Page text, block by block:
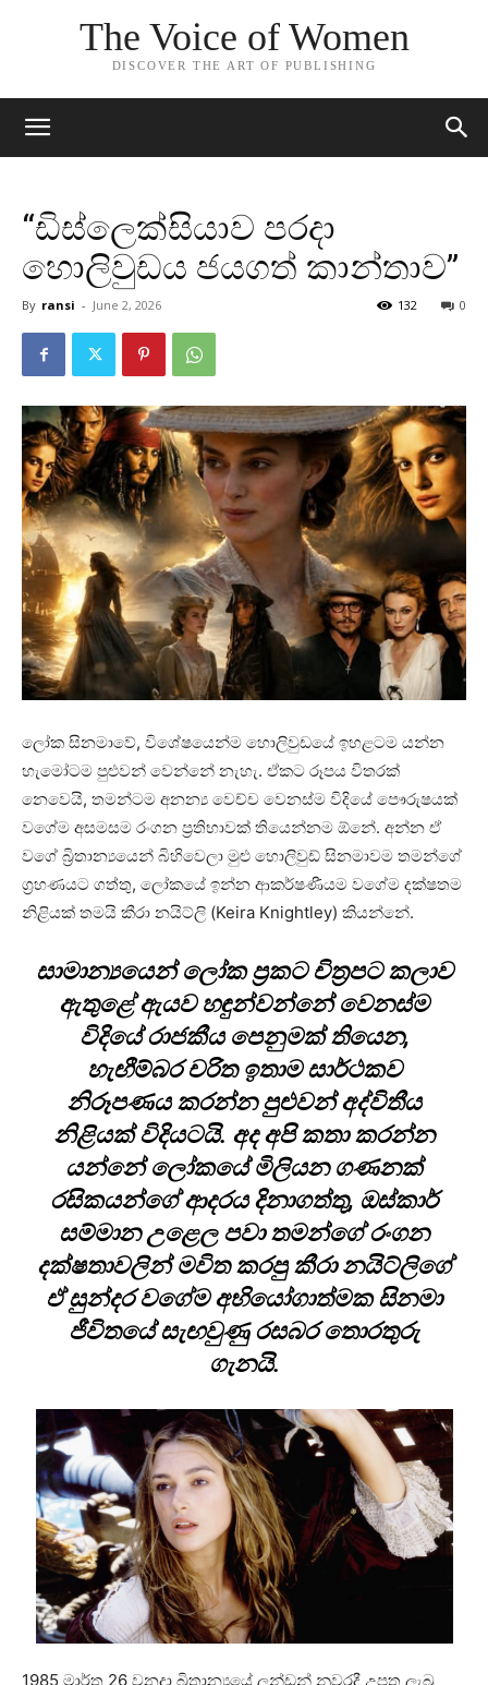
The Voice of Women
DISCOVER THE ART OF PUBLISHING
“ඩිස්ලෙක්සියාව පරදා
හොලිවුඩය ජයගත් කාන්තාව”
By ransi - June 2, 2026 0
132
ලෝක සිනමාවේ, විශේෂයෙන්ම හොලිවුඩයේ ඉහළටම යන්න
හැමෝටම පුළුවන් වෙන්නේ නැහැ. ඒකට රූපය විතරක්
නෙවෙයි, තමන්ටම අනන්‍ය වෙච්ච වෙනස්ම විදියේ පෞරුෂයක්
වගේම අසමසම රංගන ප්‍රතිභාවක් තියෙන්නම ඕනේ. අන්න ඒ
වගේ බ්‍රිතාන්‍යයෙන් බිහිවෙලා මුළු හොලිවුඩ් සිනමාවම තමන්ගේ
ග්‍රහණයට ගත්තු, ලෝකයේ ඉන්න ආකර්ෂණීයම වගේම දක්ෂතම
නිළියක් තමයි කීරා නයිට්ලි (Keira Knightley) කියන්නේ.
සාමාන්‍යයෙන් ලෝක ප්‍රකට චිත්‍රපට කලාව
ඇතුළේ ඇයව හඳුන්වන්නේ වෙනස්ම
විදියේ රාජකීය පෙනුමක් තියෙන,
හැඟීම්බර චරිත ඉතාම සාර්ථකව
නිරූපණය කරන්න පුළුවන් අද්විතීය
නිළියක් විදියටයි. අද අපි කතා කරන්න
යන්නේ ලෝකයේ මිලියන ගණනක්
රසිකයන්ගේ ආදරය දිනාගත්තු, ඔස්කාර්
සම්මාන උළෙල පවා තමන්ගේ රංගන
දක්ෂතාවලින් මවිත කරපු කීරා නයිට්ලිගේ
ඒ සුන්දර වගේම අභියෝගාත්මක සිනමා
ජීවිතයේ සැඟවුණු රසබර තොරතුරු
ගැනයි.
1985 මාර්තු 26 වනදා බ්‍රිතාන්‍යයේ ලන්ඩන් නුවරදී උපත ලැබූ